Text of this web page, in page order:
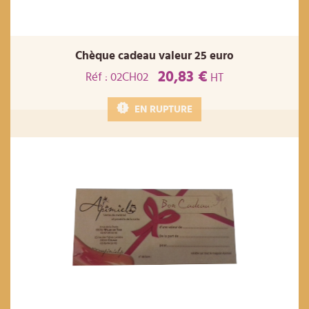
Chèque cadeau valeur 25 euro
Réf : 02CH02
20,83 € HT
EN RUPTURE